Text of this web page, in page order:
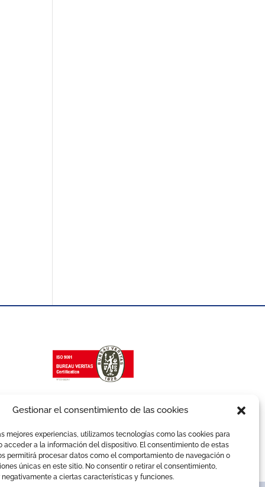
Gestionar el consentimiento de las cookies
mejores experiencias, utilizamos tecnologías como las cookies para
acceder a la información del dispositivo. El consentimiento de estas
permitirá procesar datos como el comportamiento de navegación o
únicas en este sitio. No consentir o retirar el consentimiento,
a ciertas características y funciones.